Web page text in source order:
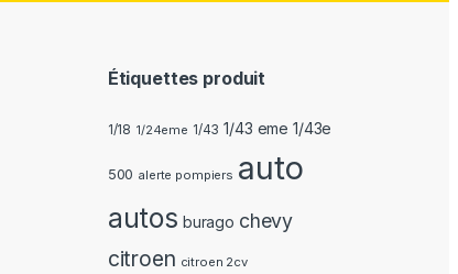
Étiquettes produit
1/18 1/24eme 1/43 1/43 eme 1/43e
500 alerte pompiers auto
autos burago chevy
citroen citroen 2cv